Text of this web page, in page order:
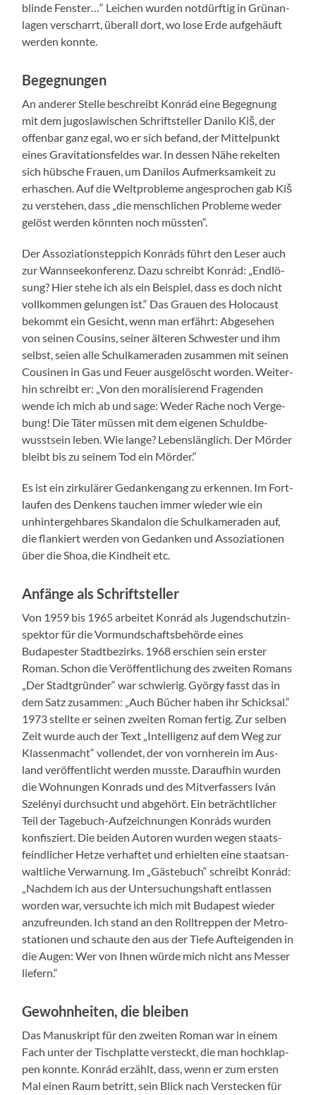
blinde Fen­ster…“ Leichen wur­den not­dürftig in Grü­nan­
la­gen ver­schar­rt, über­all dort, wo lose Erde aufge­häuft
wer­den kon­nte.
Begegnungen
An ander­er Stelle beschreibt Kon­rád eine Begeg­nung
mit dem jugoslaw­is­chen Schrift­steller Dani­lo Kiš, der
offen­bar ganz egal, wo er sich befand, der Mit­telpunkt
eines Grav­i­ta­tions­feldes war. In dessen Nähe rekel­ten
sich hüb­sche Frauen, um Dani­los Aufmerk­samkeit zu
erhaschen. Auf die Welt­prob­leme ange­sprochen gab Kiš
zu ver­ste­hen, dass „die men­schlichen Prob­leme wed­er
gelöst wer­den kön­nten noch müssten“.
Der Assozi­a­tion­step­pich Kon­ráds führt den Leser auch
zur Wannseekon­ferenz. Dazu schreibt Kon­rád: „Endlö­
sung? Hier ste­he ich als ein Beispiel, dass es doch nicht
vol­lkom­men gelun­gen ist.“ Das Grauen des Holo­caust
bekommt ein Gesicht, wenn man erfährt: Abge­se­hen
von seinen Cousins, sein­er älteren Schwest­er und ihm
selb­st, seien alle Schulka­m­er­aden zusam­men mit seinen
Cousi­nen in Gas und Feuer aus­gelöscht wor­den. Weit­er­
hin schreibt er: „Von den moral­isierend Fra­gen­den
wende ich mich ab und sage: Wed­er Rache noch Verge­
bung! Die Täter müssen mit dem eige­nen Schuld­be­
wusst­sein leben. Wie lange? Lebenslänglich. Der Mörder
bleibt bis zu seinem Tod ein Mörder.“
Es ist ein zirkulär­er Gedanken­gang zu erken­nen. Im Fort­
laufen des Denkens tauchen immer wieder wie ein
unhin­terge­hbares Skan­dalon die Schulka­m­er­aden auf,
die flankiert wer­den von Gedanken und Assozi­a­tio­nen
über die Shoa, die Kind­heit etc.
Anfänge als Schriftsteller
Von 1959 bis 1965 arbeit­et Kon­rád als Jugend­schutzin­
spek­tor für die Vor­mund­schafts­be­hörde eines
Budapester Stadt­bezirks. 1968 erschien sein erster
Roman. Schon die Veröf­fentlichung des zweit­en Romans
„Der Stadt­grün­der“ war schwierig. Györ­gy fasst das in
dem Satz zusam­men: „Auch Büch­er haben ihr Schick­sal.“
1973 stellte er seinen zweit­en Roman fer­tig. Zur sel­ben
Zeit wurde auch der Text „Intel­li­genz auf dem Weg zur
Klassen­macht“ vol­len­det, der von vorn­here­in im Aus­
land veröf­fentlicht wer­den musste. Daraufhin wur­den
die Woh­nun­gen Kon­rads und des Mitver­fassers Iván
Szelényi durch­sucht und abge­hört. Ein beträchtlich­er
Teil der Tage­buch-Aufze­ich­nun­gen Kon­ráds wur­den
kon­fisziert. Die bei­den Autoren wur­den wegen staats­
feindlich­er Het­ze ver­haftet und erhiel­ten eine staat­san­
waltliche Ver­war­nung. Im „Gäste­buch“ schreibt Kon­rád:
„Nach­dem ich aus der Unter­suchung­shaft ent­lassen
wor­den war, ver­suchte ich mich mit Budapest wieder
anzufre­un­den. Ich stand an den Roll­trep­pen der Met­ro­
sta­tio­nen und schaute den aus der Tiefe Aufteigen­den in
die Augen: Wer von Ihnen würde mich nicht ans Mess­er
liefern.“
Gewohnheiten, die bleiben
Das Manuskript für den zweit­en Roman war in einem
Fach unter der Tis­ch­plat­te ver­steckt, die man hochk­lap­
pen kon­nte. Kon­rád erzählt, dass, wenn er zum ersten
Mal einen Raum betritt, sein Blick nach Ver­steck­en für